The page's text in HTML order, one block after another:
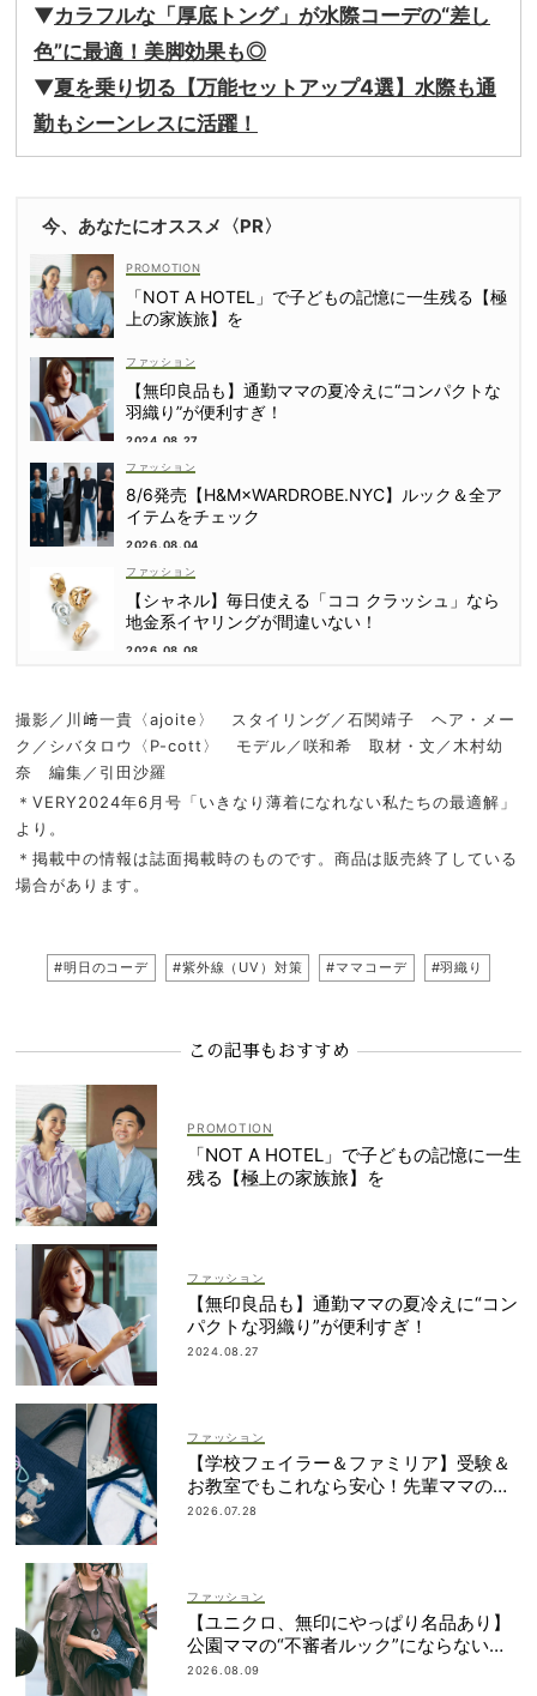
▼カラフルな「厚底トング」が水際コーデの“差し
色”に最適！美脚効果も◎
▼夏を乗り切る【万能セットアップ4選】水際も通
勤もシーンレスに活躍！
今、あなたにオススメ〈PR〉
「NOT A HOTEL」で子どもの記憶に一生残る【極
上の家族旅】を
ファッション
【無印良品も】通勤ママの夏冷えに“コンパクトな
羽織り”が便利すぎ！
2024.08.27
ファッション
8/6発売【H&M×WARDROBE.NYC】ルック＆全ア
イテムをチェック
2026.08.04
ファッション
【シャネル】毎日使える「ココ クラッシュ」なら
地金系イヤリングが間違いない！
2026.08.08
撮影／川﨑一貴〈ajoite〉 スタイリング／石関靖子 ヘア・メー
ク／シバタロウ〈P-cott〉 モデル／咲和希 取材・文／木村幼
奈 編集／引田沙羅
＊VERY2024年6月号「いきなり薄着になれない私たちの最適解」
より。
＊掲載中の情報は誌面掲載時のものです。商品は販売終了している
場合があります。
#明日のコーデ #紫外線（UV）対策 #ママコーデ #羽織り
この記事もおすすめ
「NOT A HOTEL」で子どもの記憶に一生
残る【極上の家族旅】を
ファッション
【無印良品も】通勤ママの夏冷えに“コン
パクトな羽織り”が便利すぎ！
2024.08.27
ファッション
【学校フェイラー＆ファミリア】受験＆
お教室でもこれなら安心！先輩ママの地
味見えしないネイビー小物
2026.07.28
ファッション
【ユニクロ、無印にやっぱり名品あり】
公園ママの“不審者ルック”にならない
『ガチUV対策』の正解
2026.08.09